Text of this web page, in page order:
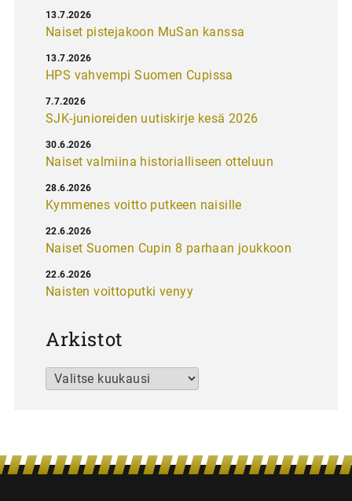
Naiset pistejakoon MuSan kanssa
13.7.2026
HPS vahvempi Suomen Cupissa
13.7.2026
SJK-junioreiden uutiskirje kesä 2026
7.7.2026
Naiset valmiina historialliseen otteluun
30.6.2026
Kymmenes voitto putkeen naisille
28.6.2026
Naiset Suomen Cupin 8 parhaan joukkoon
22.6.2026
Naisten voittoputki venyy
22.6.2026
Arkistot
Arkistot